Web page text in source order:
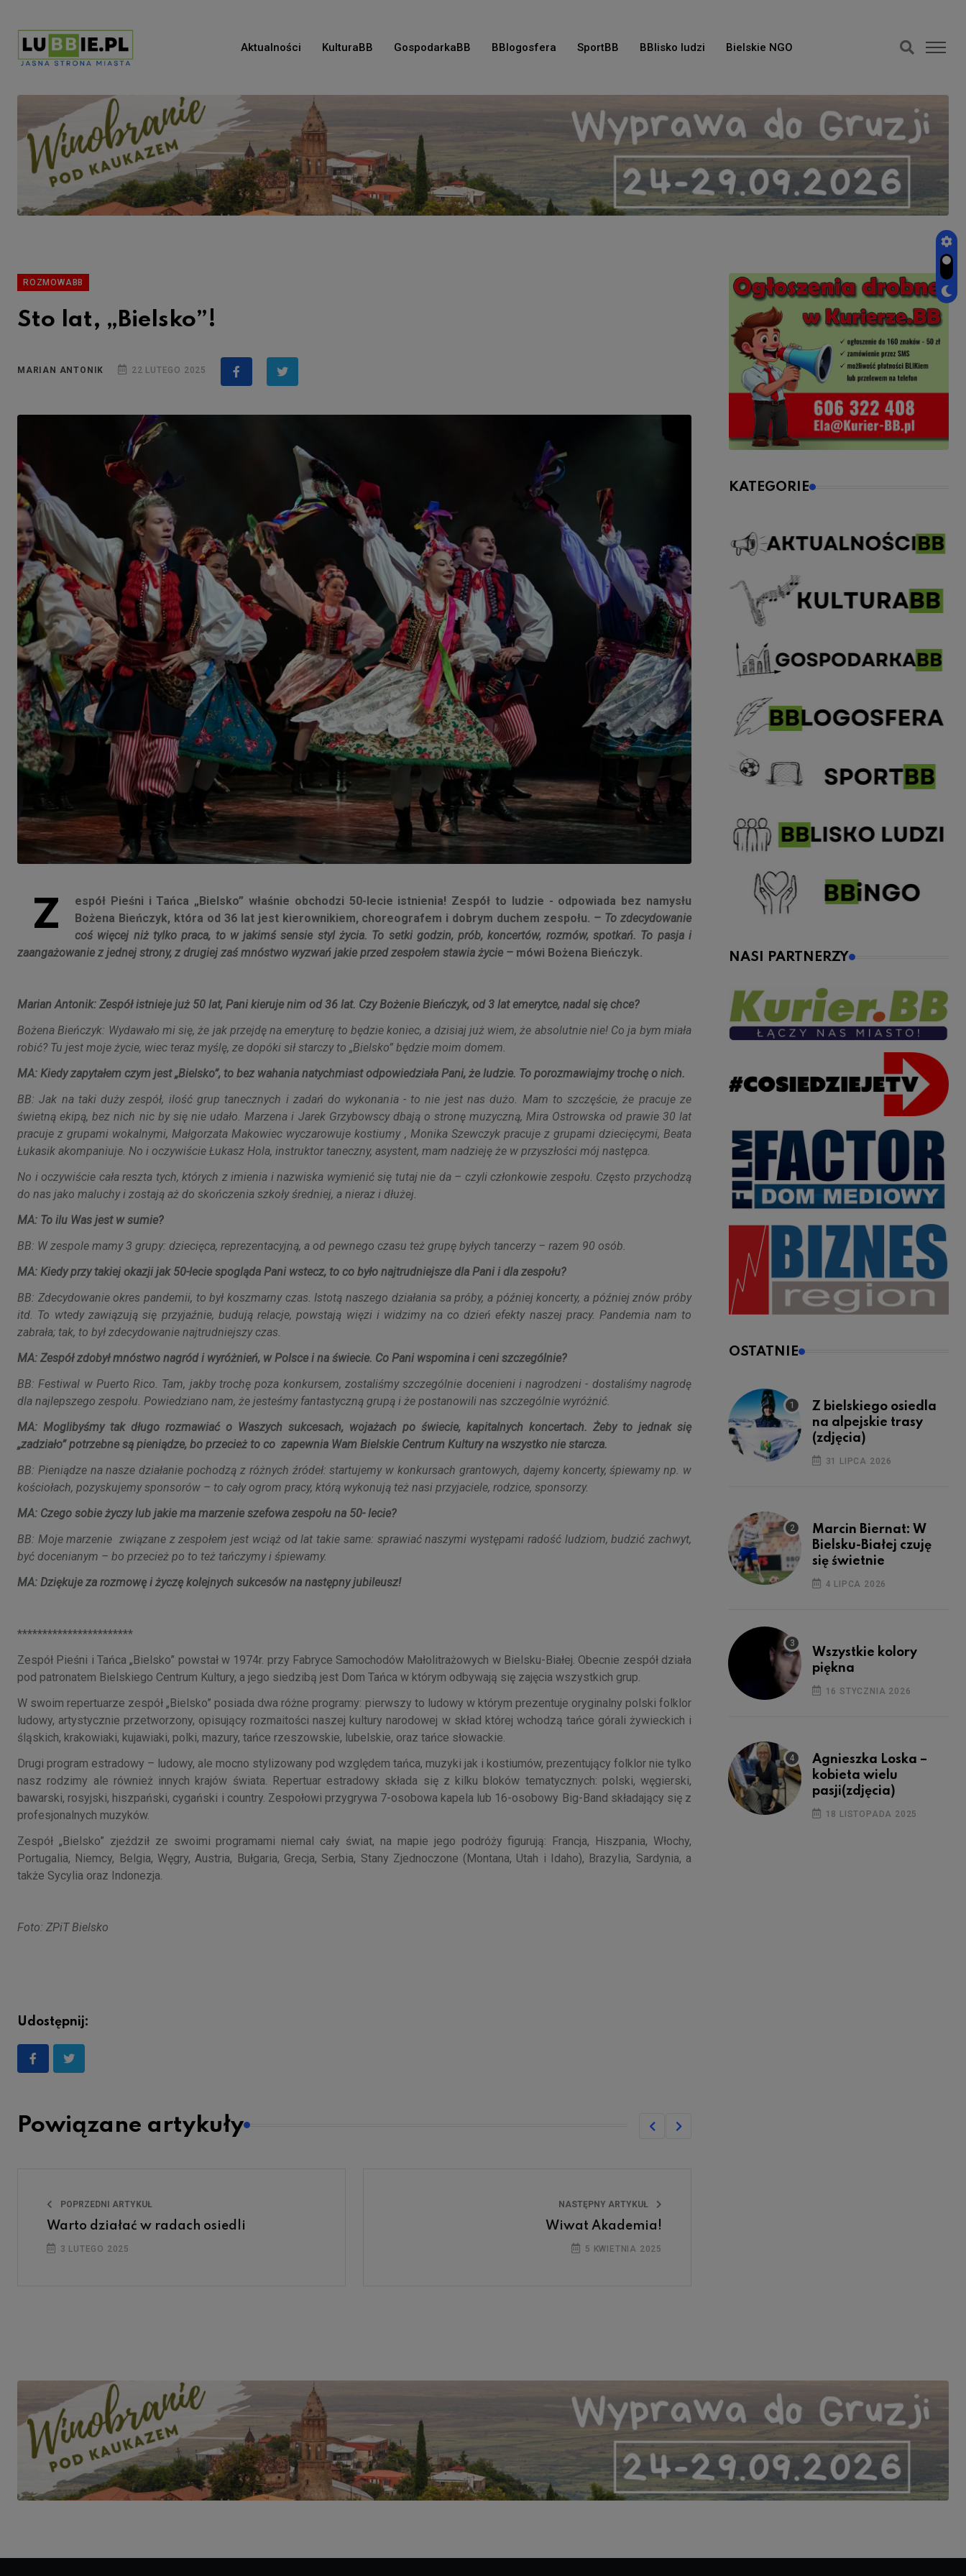
Aktualności KulturaBB GospodarkaBB BBlogosfera SportBB BBlisko ludzi Bielskie NGO
ROZMOWABB
Sto lat, „Bielsko”!
MARIAN ANTONIK 22 LUTEGO 2025
Z
espół Pieśni i Tańca „Bielsko” właśnie obchodzi 50-lecie istnienia! Zespół to ludzie - odpowiada bez namysłu
Bożena Bieńczyk, która od 36 lat jest kierownikiem, choreografem i dobrym duchem zespołu. – To zdecydowanie
coś więcej niż tylko praca, to w jakimś sensie styl życia. To setki godzin, prób, koncertów, rozmów, spotkań. To pasja i
zaangażowanie z jednej strony, z drugiej zaś mnóstwo wyzwań jakie przed zespołem stawia życie – mówi Bożena Bieńczyk.
Marian Antonik: Zespół istnieje już 50 lat, Pani kieruje nim od 36 lat. Czy Bożenie Bieńczyk, od 3 lat emerytce, nadal się chce?
Bożena Bieńczyk: Wydawało mi się, że jak przejdę na emeryturę to będzie koniec, a dzisiaj już wiem, że absolutnie nie! Co ja bym miała
robić? Tu jest moje życie, wiec teraz myślę, ze dopóki sił starczy to „Bielsko” będzie moim domem.
MA: Kiedy zapytałem czym jest „Bielsko”, to bez wahania natychmiast odpowiedziała Pani, że ludzie. To porozmawiajmy trochę o nich.
BB: Jak na taki duży zespół, ilość grup tanecznych i zadań do wykonania - to nie jest nas dużo. Mam to szczęście, że pracuje ze
świetną ekipą, bez nich nic by się nie udało. Marzena i Jarek Grzybowscy dbają o stronę muzyczną, Mira Ostrowska od prawie 30 lat
pracuje z grupami wokalnymi, Małgorzata Makowiec wyczarowuje kostiumy , Monika Szewczyk pracuje z grupami dziecięcymi, Beata
Łukasik akompaniuje. No i oczywiście Łukasz Hola, instruktor taneczny, asystent, mam nadzieję że w przyszłości mój następca.
No i oczywiście cała reszta tych, których z imienia i nazwiska wymienić się tutaj nie da – czyli członkowie zespołu. Często przychodzą
do nas jako maluchy i zostają aż do skończenia szkoły średniej, a nieraz i dłużej.
MA: To ilu Was jest w sumie?
BB: W zespole mamy 3 grupy: dziecięca, reprezentacyjną, a od pewnego czasu też grupę byłych tancerzy – razem 90 osób.
MA: Kiedy przy takiej okazji jak 50-lecie spogląda Pani wstecz, to co było najtrudniejsze dla Pani i dla zespołu?
BB: Zdecydowanie okres pandemii, to był koszmarny czas. Istotą naszego działania sa próby, a później koncerty, a później znów próby
itd. To wtedy zawiązują się przyjaźnie, budują relacje, powstają więzi i widzimy na co dzień efekty naszej pracy. Pandemia nam to
zabrała; tak, to był zdecydowanie najtrudniejszy czas.
MA: Zespół zdobył mnóstwo nagród i wyróżnień, w Polsce i na świecie. Co Pani wspomina i ceni szczególnie?
BB: Festiwal w Puerto Rico. Tam, jakby trochę poza konkursem, zostaliśmy szczególnie docenieni i nagrodzeni - dostaliśmy nagrodę
dla najlepszego zespołu. Powiedziano nam, że jesteśmy fantastyczną grupą i że postanowili nas szczególnie wyróżnić.
MA: Moglibyśmy tak długo rozmawiać o Waszych sukcesach, wojażach po świecie, kapitalnych koncertach. Żeby to jednak się
„zadziało” potrzebne są pieniądze, bo przecież to co zapewnia Wam Bielskie Centrum Kultury na wszystko nie starcza.
BB: Pieniądze na nasze działanie pochodzą z różnych źródeł: startujemy w konkursach grantowych, dajemy koncerty, śpiewamy np. w
kościołach, pozyskujemy sponsorów – to cały ogrom pracy, którą wykonują też nasi przyjaciele, rodzice, sponsorzy.
MA: Czego sobie życzy lub jakie ma marzenie szefowa zespołu na 50- lecie?
BB: Moje marzenie związane z zespołem jest wciąż od lat takie same: sprawiać naszymi występami radość ludziom, budzić zachwyt,
być docenianym – bo przecież po to też tańczymy i śpiewamy.
MA: Dziękuje za rozmowę i życzę kolejnych sukcesów na następny jubileusz!
***********************
Zespół Pieśni i Tańca „Bielsko” powstał w 1974r. przy Fabryce Samochodów Małolitrażowych w Bielsku-Białej. Obecnie zespół działa
pod patronatem Bielskiego Centrum Kultury, a jego siedzibą jest Dom Tańca w którym odbywają się zajęcia wszystkich grup.
W swoim repertuarze zespół „Bielsko” posiada dwa różne programy: pierwszy to ludowy w którym prezentuje oryginalny polski folklor
ludowy, artystycznie przetworzony, opisujący rozmaitości naszej kultury narodowej w skład której wchodzą tańce górali żywieckich i
śląskich, krakowiaki, kujawiaki, polki, mazury, tańce rzeszowskie, lubelskie, oraz tańce słowackie.
Drugi program estradowy – ludowy, ale mocno stylizowany pod względem tańca, muzyki jak i kostiumów, prezentujący folklor nie tylko
nasz rodzimy ale również innych krajów świata. Repertuar estradowy składa się z kilku bloków tematycznych: polski, węgierski,
bawarski, rosyjski, hiszpański, cygański i country. Zespołowi przygrywa 7-osobowa kapela lub 16-osobowy Big-Band składający się z
profesjonalnych muzyków.
Zespół „Bielsko” zjeździł ze swoimi programami niemal cały świat, na mapie jego podróży figurują: Francja, Hiszpania, Włochy,
Portugalia, Niemcy, Belgia, Węgry, Austria, Bułgaria, Grecja, Serbia, Stany Zjednoczone (Montana, Utah i Idaho), Brazylia, Sardynia, a
także Sycylia oraz Indonezja.
Foto: ZPiT Bielsko
Udostępnij:
Powiązane artykuły
POPRZEDNI ARTYKUŁ
Warto działać w radach osiedli
3 LUTEGO 2025
NASTĘPNY ARTYKUŁ
Wiwat Akademia!
5 KWIETNIA 2025
KATEGORIE
NASI PARTNERZY
OSTATNIE
Z bielskiego osiedla
na alpejskie trasy
(zdjęcia)
31 LIPCA 2026
Marcin Biernat: W
Bielsku-Białej czuję
się świetnie
4 LIPCA 2026
Wszystkie kolory
piękna
16 STYCZNIA 2026
Agnieszka Loska –
kobieta wielu
pasji(zdjęcia)
18 LISTOPADA 2025